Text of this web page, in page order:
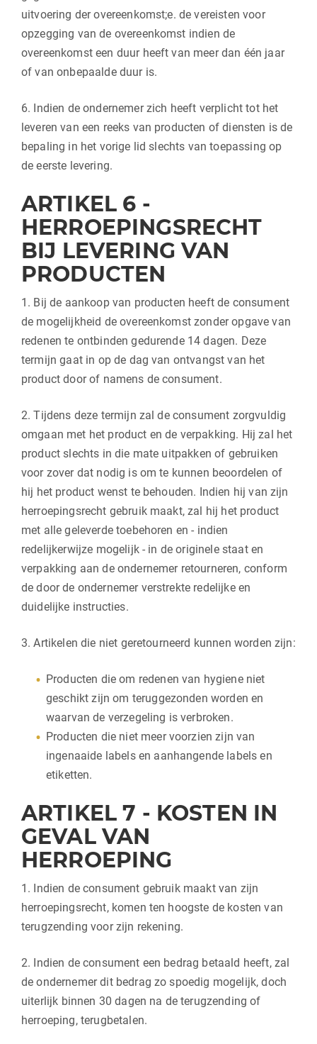
uitvoering der overeenkomst;e. de vereisten voor
opzegging van de overeenkomst indien de
overeenkomst een duur heeft van meer dan één jaar
of van onbepaalde duur is.
6. Indien de ondernemer zich heeft verplicht tot het
leveren van een reeks van producten of diensten is de
bepaling in het vorige lid slechts van toepassing op
de eerste levering.
ARTIKEL 6 -
HERROEPINGSRECHT
BIJ LEVERING VAN
PRODUCTEN
1. Bij de aankoop van producten heeft de consument
de mogelijkheid de overeenkomst zonder opgave van
redenen te ontbinden gedurende 14 dagen. Deze
termijn gaat in op de dag van ontvangst van het
product door of namens de consument.
2. Tijdens deze termijn zal de consument zorgvuldig
omgaan met het product en de verpakking. Hij zal het
product slechts in die mate uitpakken of gebruiken
voor zover dat nodig is om te kunnen beoordelen of
hij het product wenst te behouden. Indien hij van zijn
herroepingsrecht gebruik maakt, zal hij het product
met alle geleverde toebehoren en - indien
redelijkerwijze mogelijk - in de originele staat en
verpakking aan de ondernemer retourneren, conform
de door de ondernemer verstrekte redelijke en
duidelijke instructies.
3. Artikelen die niet geretourneerd kunnen worden zijn:
Producten die om redenen van hygiene niet
geschikt zijn om teruggezonden worden en
waarvan de verzegeling is verbroken.
Producten die niet meer voorzien zijn van
ingenaaide labels en aanhangende labels en
etiketten.
ARTIKEL 7 - KOSTEN IN
GEVAL VAN
HERROEPING
1. Indien de consument gebruik maakt van zijn
herroepingsrecht, komen ten hoogste de kosten van
terugzending voor zijn rekening.
2. Indien de consument een bedrag betaald heeft, zal
de ondernemer dit bedrag zo spoedig mogelijk, doch
uiterlijk binnen 30 dagen na de terugzending of
herroeping, terugbetalen.